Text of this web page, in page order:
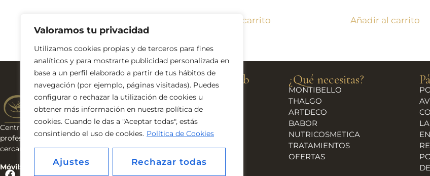
Valoramos tu privacidad
Utilizamos cookies propias y de terceros para fines
analíticos y para mostrarte publicidad personalizada en
base a un perfil elaborado a partir de tus hábitos de
navegación (por ejemplo, páginas visitadas). Puedes
configurar o rechazar la utilización de cookies u
obtener más información en nuestra política de
cookies. Cuando le das a "Aceptar todas", estás
consintiendo el uso de cookies. Política de Cookies
Ajustes Rechazar todas
Añadir al carrito Añadir al carrito
Centro de estética & bienestar. Cosmética
profesional, tratamientos avanzados y trato
cercano en Tenerife.
Móvil: 653 928 152
Navega por la web
INICIO
NOSOTRAS
SERVICIOS
TIENDA
BLOG
CONTACTO
¿Qué necesitas?
MONTIBELLO
THALGO
ARTDECO
BABOR
NUTRICOSMETICA
TRATAMIENTOS
OFERTAS